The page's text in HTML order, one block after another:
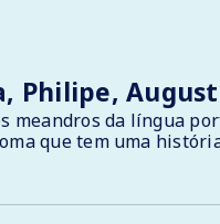
Philipe,
meandros da língua
que tem uma